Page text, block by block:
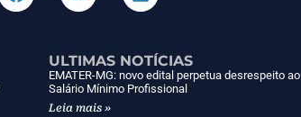
ULTIMAS NOTÍCIAS
EMATER-MG: novo edital perpetua desrespeito ao
Salário Mínimo Profissional
Leia mais »